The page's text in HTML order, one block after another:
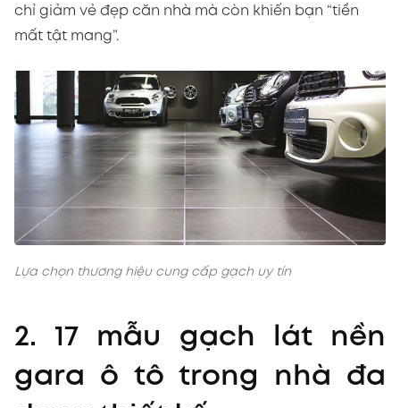
chỉ giảm vẻ đẹp căn nhà mà còn khiến bạn “tiền
mất tật mang”.
Lựa chọn thương hiệu cung cấp gạch uy tín
2. 17 mẫu gạch lát nền
gara ô tô trong nhà đa